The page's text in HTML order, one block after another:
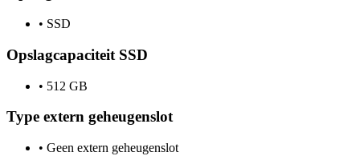
• SSD
Opslagcapaciteit SSD
• 512 GB
Type extern geheugenslot
• Geen extern geheugenslot